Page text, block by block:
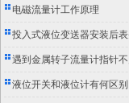
又传信号？
电磁流量计工作原理
投入式液位变送器安装后
怎么办？
遇到金属转子流量计指针
办？
液位开关和液位计有何区别